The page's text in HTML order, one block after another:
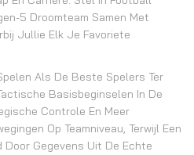
5 Droomteam Samen Met
Jullie Elk Je Favoriete
Als De Beste Spelers Ter
Basisbeginselen In De
Controle En Meer
Op Teamniveau, Terwijl Een
Door Gegevens Uit De Echte